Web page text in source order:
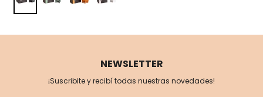
NEWSLETTER
¡Suscribite y recibí todas nuestras novedades!